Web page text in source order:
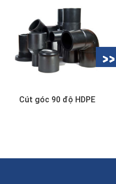
Cút góc 90 độ HDPE